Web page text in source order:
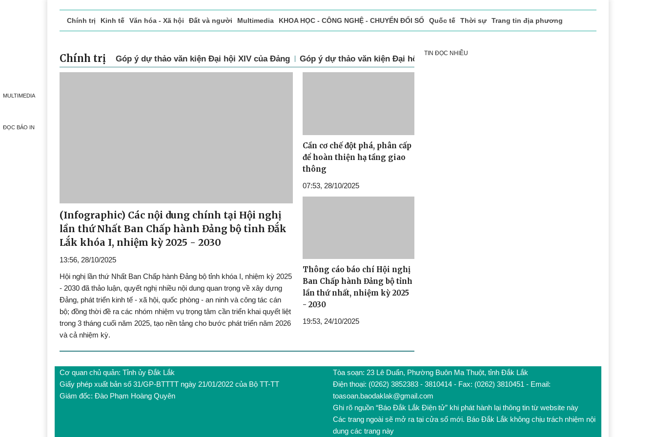
MULTIMEDIA
ĐỌC BÁO IN
Chính trị Kinh tế Văn hóa - Xã hội Đất và người Multimedia KHOA HỌC - CÔNG NGHỆ - CHUYỂN ĐỔI SỐ Quốc tế Thời sự Trang tin địa phương
Chính trị Góp ý dự thảo văn kiện Đại hội XIV của Đảng Góp ý dự thảo văn kiện Đại hội đại biểu Đảng bộ tỉnh Đắk Lắk
(Infographic) Các nội dung chính tại Hội nghị
lần thứ Nhất Ban Chấp hành Đảng bộ tỉnh Đắk
Lắk khóa I, nhiệm kỳ 2025 - 2030
13:56, 28/10/2025
Hội nghị lần thứ Nhất Ban Chấp hành Đảng bộ tỉnh khóa I, nhiệm kỳ 2025
- 2030 đã thảo luận, quyết nghị nhiều nội dung quan trọng về xây dựng
Đảng, phát triển kinh tế - xã hội, quốc phòng - an ninh và công tác cán
bộ; đồng thời đề ra các nhóm nhiệm vụ trọng tâm cần triển khai quyết liệt
trong 3 tháng cuối năm 2025, tạo nền tảng cho bước phát triển năm 2026
và cả nhiệm kỳ.
Cần cơ chế đột phá, phân cấp
để hoàn thiện hạ tầng giao
thông
07:53, 28/10/2025
Thông cáo báo chí Hội nghị
Ban Chấp hành Đảng bộ tỉnh
lần thứ nhất, nhiệm kỳ 2025
- 2030
19:53, 24/10/2025
TIN ĐỌC NHIỀU
Cơ quan chủ quản: Tỉnh ủy Đắk Lắk
Giấy phép xuất bản số 31/GP-BTTTT ngày 21/01/2022 của Bộ TT-TT
Giám đốc: Đào Phạm Hoàng Quyên
Tòa soạn: 23 Lê Duẩn, Phường Buôn Ma Thuột, tỉnh Đắk Lắk
Điện thoại: (0262) 3852383 - 3810414 - Fax: (0262) 3810451 - Email:
toasoan.baodaklak@gmail.com
Ghi rõ nguồn “Báo Đắk Lắk Điện tử” khi phát hành lại thông tin từ website này
Các trang ngoài sẽ mở ra tại cửa sổ mới. Báo Đắk Lắk không chịu trách nhiệm nội
dung các trang này